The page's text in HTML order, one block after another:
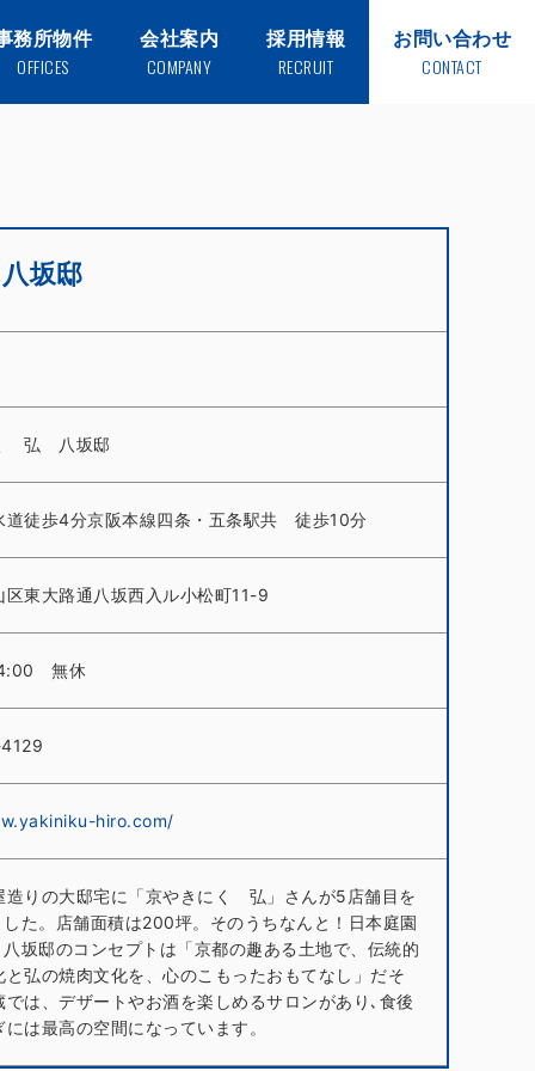
務所物件
OFFICES
会社案内
COMPANY
採用情報
RECRUIT
お問い合わせ
CONTACT
坂邸
弘 八坂邸
道徒歩4分京阪本線四条・五条駅共 徒歩10分
区東大路通八坂西入ル小松町11-9
無休
hiro.com/
造りの大邸宅に「京やきにく 弘」さんが5店舗目を
た。店舗面積は200坪。そのうちなんと！日本庭園
坂邸のコンセプトは「京都の趣ある土地で、伝統的
と弘の焼肉文化を、心のこもったおもてなし」だそ
では、デザートやお酒を楽しめるサロンがあり､食後
は最高の空間になっています。